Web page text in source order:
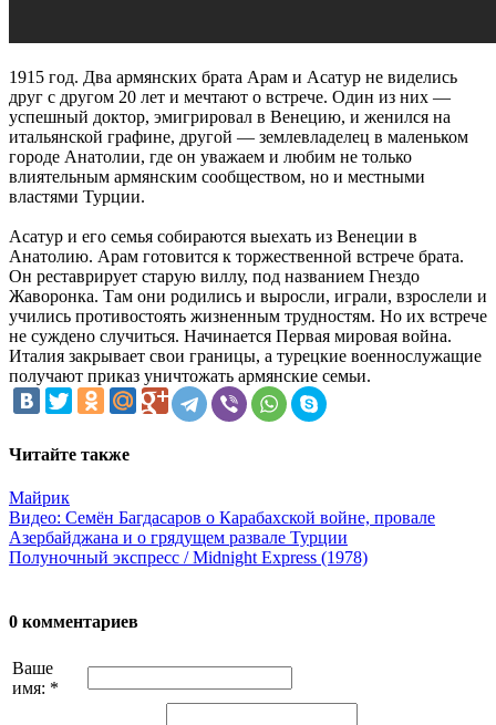
1915 год. Два армянских брата Арам и Асатур не виделись
друг с другом 20 лет и мечтают о встрече. Один из них —
успешный доктор, эмигрировал в Венецию, и женился на
итальянской графине, другой — землевладелец в маленьком
городе Анатолии, где он уважаем и любим не только
влиятельным армянским сообществом, но и местными
властями Турции.
Асатур и его семья собираются выехать из Венеции в
Анатолию. Арам готовится к торжественной встрече брата.
Он реставрирует старую виллу, под названием Гнездо
Жаворонка. Там они родились и выросли, играли, взрослели и
учились противостоять жизненным трудностям. Но их встрече
не суждено случиться. Начинается Первая мировая война.
Италия закрывает свои границы, а турецкие военнослужащие
получают приказ уничтожать армянские семьи.
Читайте также
Майрик
Видео: Семён Багдасаров о Карабахской войне, провале
Азербайджана и о грядущем развале Турции
Полуночный экспресс / Midnight Express (1978)
0 комментариев
Ваше
имя: *